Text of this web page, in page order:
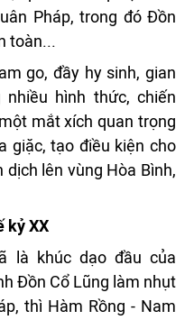
Pháp, trong đó Đồn
toàn...
go, đầy hy sinh, gian
hình thức, chiến
mắt xích quan trọng
giặc, tạo điều kiện cho
lên vùng Hòa Bình,
kỷ XX
là khúc dạo đầu của
Đồn Cổ Lũng làm nhụt
thì Hàm Rồng - Nam